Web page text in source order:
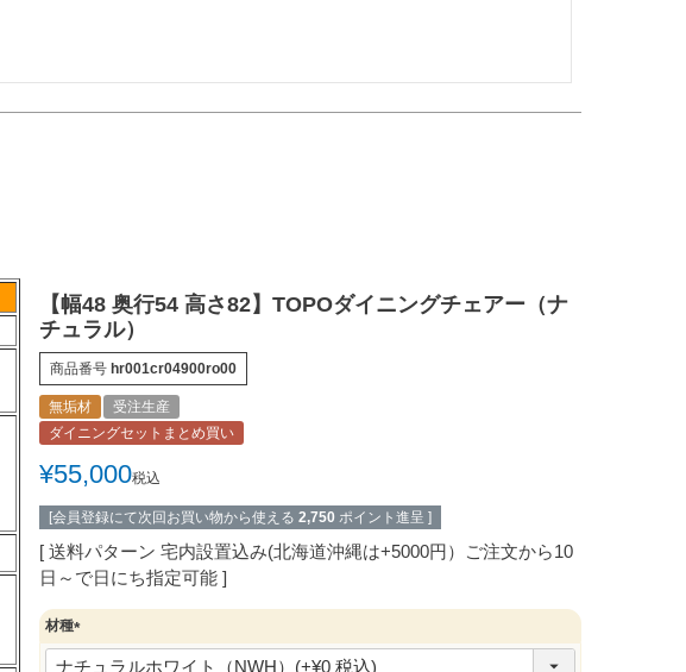
【幅48 奥行54 高さ82】TOPOダイニングチェアー（ナ
チュラル）
商品番号 hr001cr04900ro00
無垢材
受注生産
ダイニングセットまとめ買い
¥55,000税込
[会員登録にて次回お買い物から使える 2,750 ポイント進呈 ]
送料パターン 宅内設置込み(北海道沖縄は+5000円）ご注文から10
日～で日にち指定可能
材種
(